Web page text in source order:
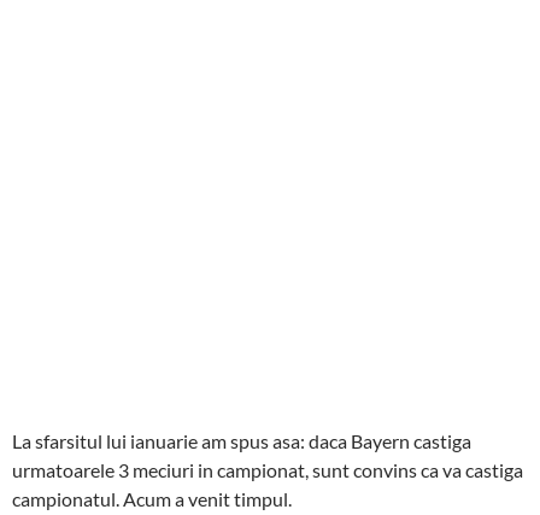
La sfarsitul lui ianuarie am spus asa: daca Bayern castiga
urmatoarele 3 meciuri in campionat, sunt convins ca va castiga
campionatul. Acum a venit timpul.